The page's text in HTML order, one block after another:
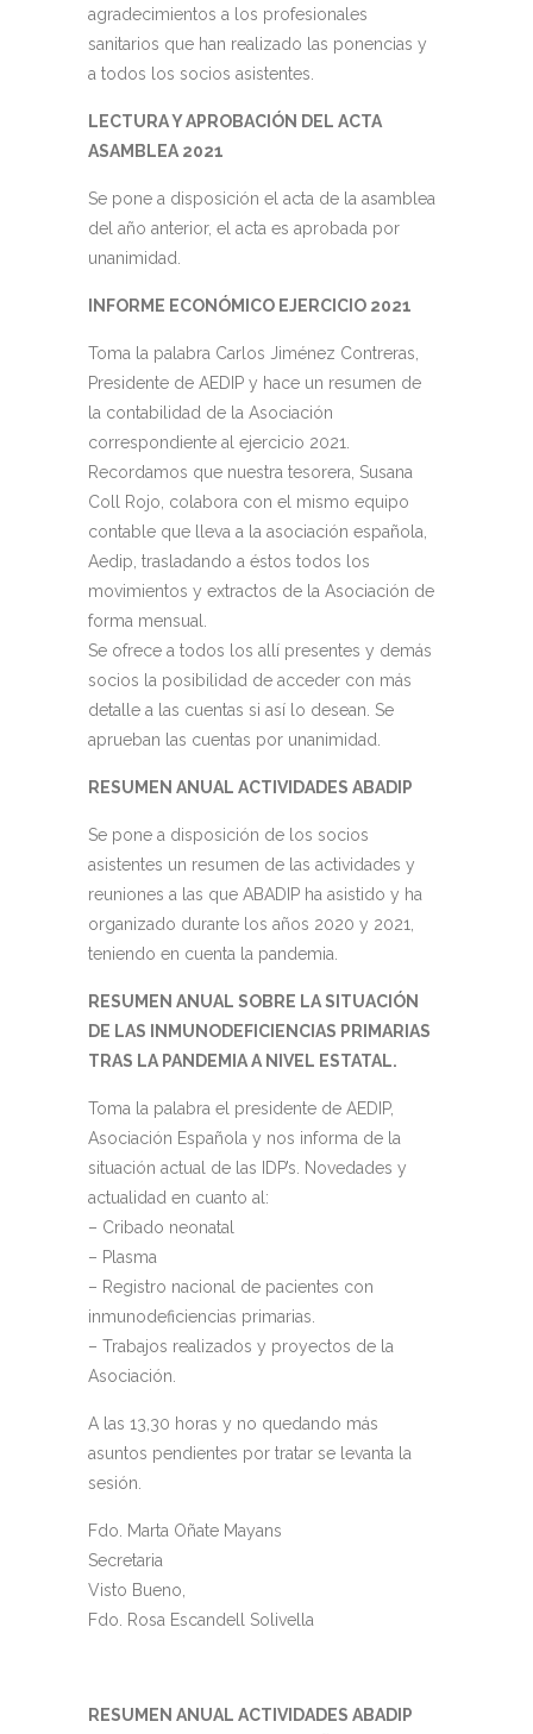
agradecimientos a los profesionales
sanitarios que han realizado las ponencias y
a todos los socios asistentes.
LECTURA Y APROBACIÓN DEL ACTA
ASAMBLEA 2021
Se pone a disposición el acta de la asamblea
del año anterior, el acta es aprobada por
unanimidad.
INFORME ECONÓMICO EJERCICIO 2021
Toma la palabra Carlos Jiménez Contreras,
Presidente de AEDIP y hace un resumen de
la contabilidad de la Asociación
correspondiente al ejercicio 2021.
Recordamos que nuestra tesorera, Susana
Coll Rojo, colabora con el mismo equipo
contable que lleva a la asociación española,
Aedip, trasladando a éstos todos los
movimientos y extractos de la Asociación de
forma mensual.
Se ofrece a todos los allí presentes y demás
socios la posibilidad de acceder con más
detalle a las cuentas si así lo desean. Se
aprueban las cuentas por unanimidad.
RESUMEN ANUAL ACTIVIDADES ABADIP
Se pone a disposición de los socios
asistentes un resumen de las actividades y
reuniones a las que ABADIP ha asistido y ha
organizado durante los años 2020 y 2021,
teniendo en cuenta la pandemia.
RESUMEN ANUAL SOBRE LA SITUACIÓN
DE LAS INMUNODEFICIENCIAS PRIMARIAS
TRAS LA PANDEMIA A NIVEL ESTATAL.
Toma la palabra el presidente de AEDIP,
Asociación Española y nos informa de la
situación actual de las IDP’s. Novedades y
actualidad en cuanto al:
– Cribado neonatal
– Plasma
– Registro nacional de pacientes con
inmunodeficiencias primarias.
– Trabajos realizados y proyectos de la
Asociación.
A las 13,30 horas y no quedando más
asuntos pendientes por tratar se levanta la
sesión.
Fdo. Marta Oñate Mayans
Secretaria
Visto Bueno,
Fdo. Rosa Escandell Solivella
RESUMEN ANUAL ACTIVIDADES ABADIP